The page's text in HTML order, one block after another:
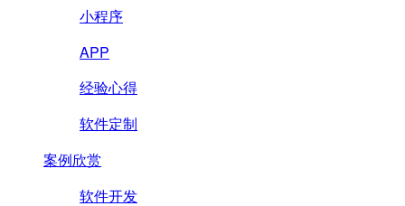
小程序
APP
经验心得
软件定制
案例欣赏
软件开发